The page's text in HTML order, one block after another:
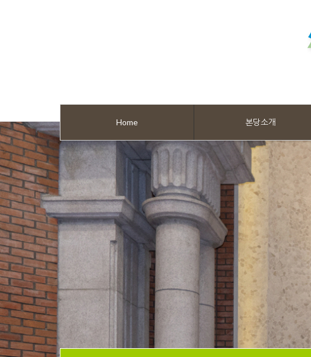
Home 본당소개